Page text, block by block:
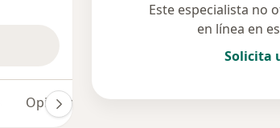
Opiniones (2) Dudas solucionadas
Este especialista no
en línea en
Solicita